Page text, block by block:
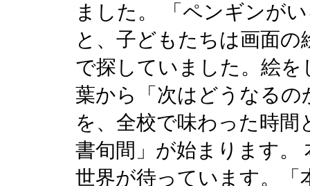
ました。 「ペンギンが
と、子どもたちは画面
で探していました。絵
葉から「次はどうなる
を、全校で味わった時
書旬間」が始まります。
世界が待っています。